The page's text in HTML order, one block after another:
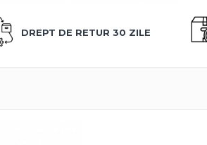
DREPT DE RETUR 30 ZILE